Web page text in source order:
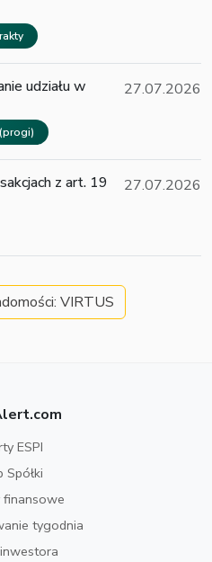
udziału w
27.07.2026
z art. 19
27.07.2026
VIRTUS
ESPI
Spółki
finansowe
tygodnia